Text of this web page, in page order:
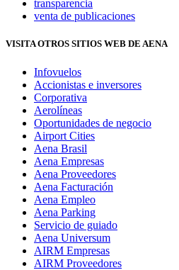
transparencia
venta de publicaciones
VISITA OTROS SITIOS WEB DE AENA
Infovuelos
Accionistas e inversores
Corporativa
Aerolíneas
Oportunidades de negocio
Airport Cities
Aena Brasil
Aena Empresas
Aena Proveedores
Aena Facturación
Aena Empleo
Aena Parking
Servicio de guiado
Aena Universum
AIRM Empresas
AIRM Proveedores